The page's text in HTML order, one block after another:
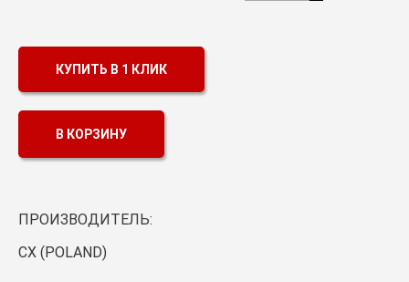
КУПИТЬ В 1 КЛИК
В КОРЗИНУ
ПРОИЗВОДИТЕЛЬ:
CX (POLAND)